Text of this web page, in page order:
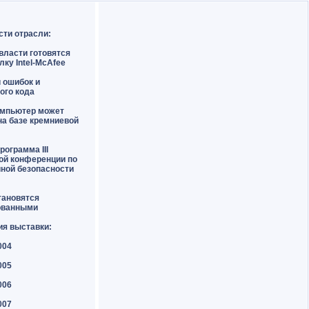
отрасли:
готовятся
Intel-McAfee
ошибок и
кода
может
базе кремниевой
III
конференции по
безопасности
выставки: